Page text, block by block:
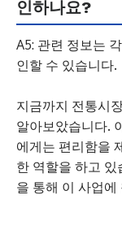
인하나요?
A5: 관련 정보는
인할 수 있습니다.
지금까지 전통시
알아보았습니다.
에게는 편리함을
한 역할을 하고
을 통해 이 사업에